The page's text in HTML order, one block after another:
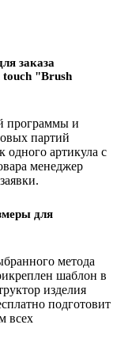
заказа
touch "Brush
программы и
партий
одного артикула с
менеджер
для
метода
шаблон в
изделия
подготовит
всех